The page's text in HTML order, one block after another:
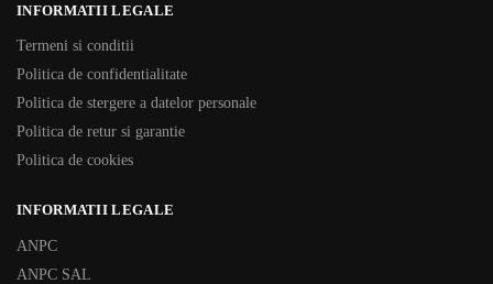
INFORMATII LEGALE
Termeni si conditii
Politica de confidentialitate
Politica de stergere a datelor personale
Politica de retur si garantie
Politica de cookies
INFORMATII LEGALE
ANPC
ANPC SAL